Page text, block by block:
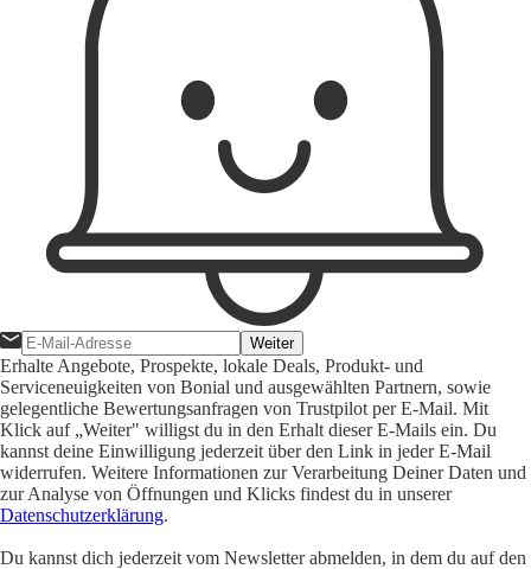
Weiter
Erhalte Angebote, Prospekte, lokale Deals, Produkt- und
Serviceneuigkeiten von Bonial und ausgewählten Partnern, sowie
gelegentliche Bewertungsanfragen von Trustpilot per E-Mail. Mit
Klick auf „Weiter" willigst du in den Erhalt dieser E-Mails ein. Du
kannst deine Einwilligung jederzeit über den Link in jeder E-Mail
widerrufen. Weitere Informationen zur Verarbeitung Deiner Daten und
zur Analyse von Öffnungen und Klicks findest du in unserer
Datenschutzerklärung.
Du kannst dich jederzeit vom Newsletter abmelden, in dem du auf den